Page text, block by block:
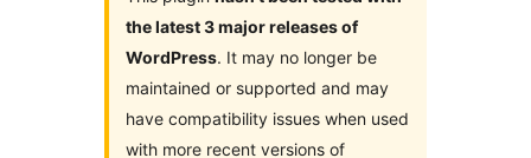
the latest 3 major releases of
WordPress. It may no longer be
maintained or supported and may
have compatibility issues when used
with more recent versions of